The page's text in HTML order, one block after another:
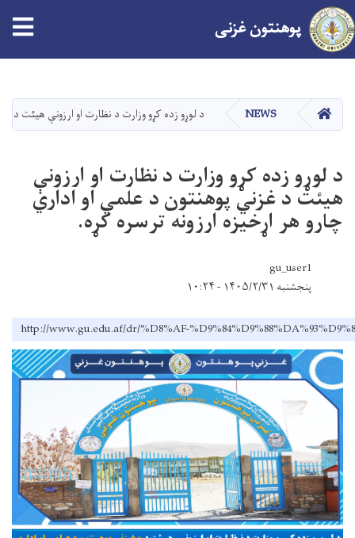
main
content
پوهنتونغزنی
صفحه اصلیNEWS د لوړو زده کړو وزارت د نظارت او ارزونې هیئت د
د لوړو زده کړو وزارت د نظارت او ارزونې
هیئت د غزني پوهنتون د علمي او اداري
چارو هر اړخیزه ارزونه ترسره کړه.
gu_user1
پنجشنبه ۱۴۰۵/۲/۳۱ - ۱۰:۲۴
http://www.gu.edu.af/dr/%D8%AF-